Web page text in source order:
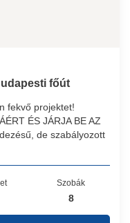
főút
fekvő projektet!
ÉS JÁRJA BE AZ
de szabályozott
Szobák
8